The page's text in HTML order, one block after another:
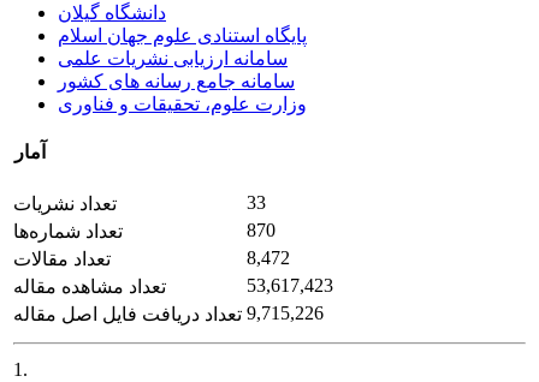
دانشگاه گیلان
پایگاه استنادی علوم جهان اسلام
سامانه ارزیابی نشریات علمی
سامانه جامع رسانه های کشور
وزارت علوم، تحقیقات و فناوری
آمار
تعداد نشریات
33
تعداد شماره‌ها
870
تعداد مقالات
8,472
تعداد مشاهده مقاله
53,617,423
تعداد دریافت فایل اصل مقاله 9,715,226
1.